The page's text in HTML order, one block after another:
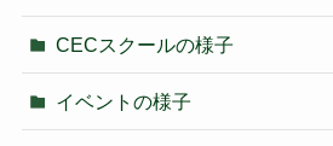
CECスクールの様子
イベントの様子